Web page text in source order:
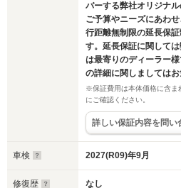
バーする弊社オリジナル
ご予算やニーズにあわ
行距離無制限の延長保
す。延長保証に関して
は最寄りのディーラー
の詳細に関しましてはお
※保証費用は本体価格に含ま
にご確認ください。
詳しい保証内容を問い
車検 2027(R09)年9月
修復歴 なし